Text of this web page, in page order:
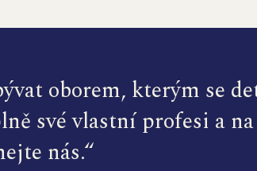
oborem, kterým se
své vlastní profesi a
nás.“